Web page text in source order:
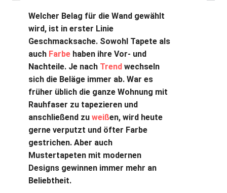
Welcher Belag für die Wand gewählt
wird, ist in erster Linie
Geschmacksache. Sowohl Tapete als
auch Farbe haben ihre Vor- und
Nachteile. Je nach Trend wechseln
sich die Beläge immer ab. War es
früher üblich die ganze Wohnung mit
Rauhfaser zu tapezieren und
anschließend zu weißen, wird heute
gerne verputzt und öfter Farbe
gestrichen. Aber auch
Mustertapeten mit modernen
Designs gewinnen immer mehr an
Beliebtheit.